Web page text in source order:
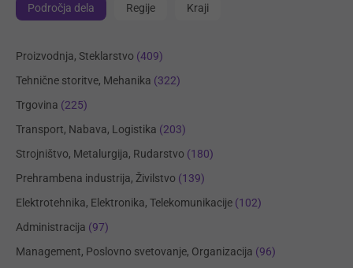
Področja dela Regije Kraji
Proizvodnja, Steklarstvo (409)
Tehnične storitve, Mehanika (322)
Trgovina (225)
Transport, Nabava, Logistika (203)
Strojništvo, Metalurgija, Rudarstvo (180)
Prehrambena industrija, Živilstvo (139)
Elektrotehnika, Elektronika, Telekomunikacije (102)
Administracija (97)
Management, Poslovno svetovanje, Organizacija (96)